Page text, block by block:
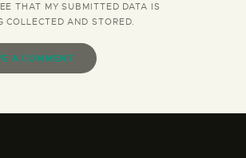
THAT MY SUBMITTED DATA IS
COLLECTED AND STORED.